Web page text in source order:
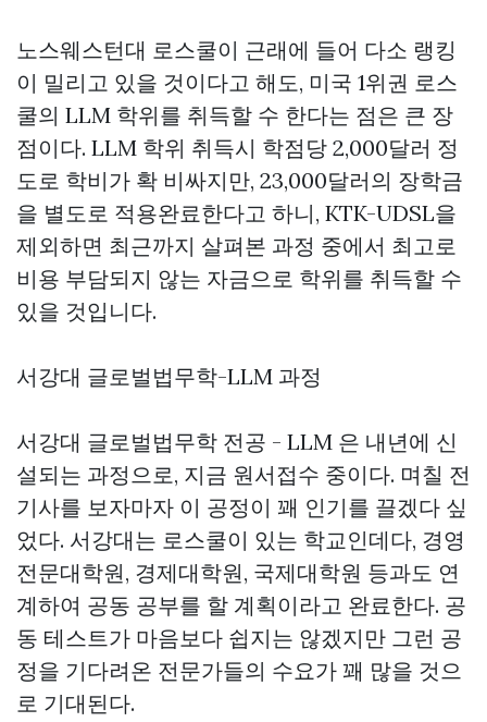
노스웨스턴대 로스쿨이 근래에 들어 다소 랭킹
이 밀리고 있을 것이다고 해도, 미국 1위권 로스
쿨의 LLM 학위를 취득할 수 한다는 점은 큰 장
점이다. LLM 학위 취득시 학점당 2,000달러 정
도로 학비가 확 비싸지만, 23,000달러의 장학금
을 별도로 적용완료한다고 하니, KTK-UDSL을
제외하면 최근까지 살펴본 과정 중에서 최고로
비용 부담되지 않는 자금으로 학위를 취득할 수
있을 것입니다.
서강대 글로벌법무학-LLM 과정
서강대 글로벌법무학 전공 - LLM 은 내년에 신
설되는 과정으로, 지금 원서접수 중이다. 며칠 전
기사를 보자마자 이 공정이 꽤 인기를 끌겠다 싶
었다. 서강대는 로스쿨이 있는 학교인데다, 경영
전문대학원, 경제대학원, 국제대학원 등과도 연
계하여 공동 공부를 할 계획이라고 완료한다. 공
동 테스트가 마음보다 쉽지는 않겠지만 그런 공
정을 기다려온 전문가들의 수요가 꽤 많을 것으
로 기대된다.